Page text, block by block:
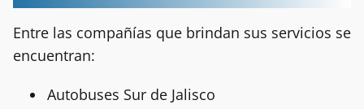
Entre las compañías que brindan sus servicios se
encuentran:
Autobuses Sur de Jalisco